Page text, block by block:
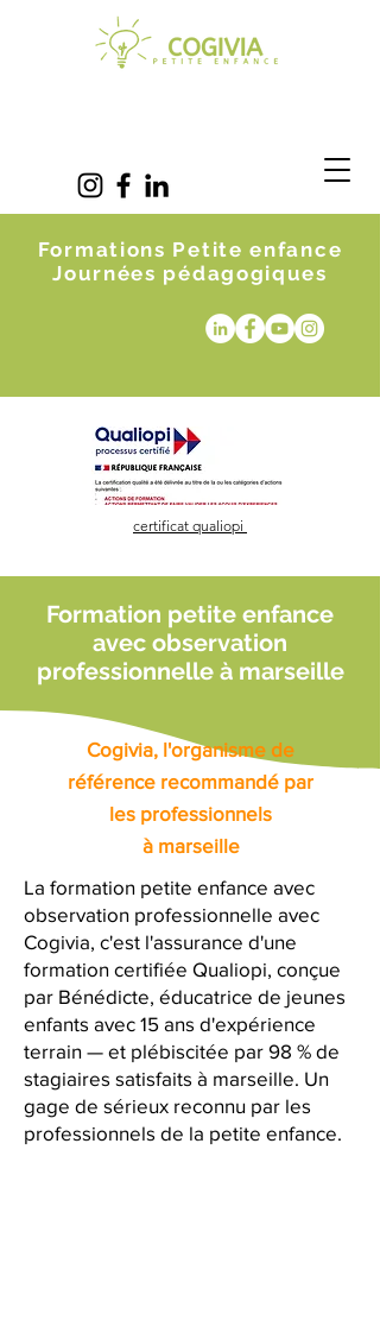
Formations Petite enfance
Journées pédagogiques
certificat qualiopi
Formation petite enfance
avec observation
professionnelle à marseille
Cogivia, l'organisme de
référence recommandé par
les professionnels
à marseille
La formation petite enfance avec
observation professionnelle avec
Cogivia, c'est l'assurance d'une
formation certifiée Qualiopi, conçue
par Bénédicte, éducatrice de jeunes
enfants avec 15 ans d'expérience
terrain — et plébiscitée par 98 % de
stagiaires satisfaits à marseille. Un
gage de sérieux reconnu par les
professionnels de la petite enfance.